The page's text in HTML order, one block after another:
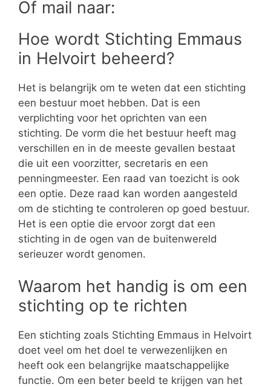
Of mail naar:
Hoe wordt Stichting Emmaus
in Helvoirt beheerd?
Het is belangrijk om te weten dat een stichting
een bestuur moet hebben. Dat is een
verplichting voor het oprichten van een
stichting. De vorm die het bestuur heeft mag
verschillen en in de meeste gevallen bestaat
die uit een voorzitter, secretaris en een
penningmeester. Een raad van toezicht is ook
een optie. Deze raad kan worden aangesteld
om de stichting te controleren op goed bestuur.
Het is een optie die ervoor zorgt dat een
stichting in de ogen van de buitenwereld
serieuzer wordt genomen.
Waarom het handig is om een
stichting op te richten
Een stichting zoals Stichting Emmaus in Helvoirt
doet veel om het doel te verwezenlijken en
heeft ook een belangrijke maatschappelijke
functie. Om een beter beeld te krijgen van het